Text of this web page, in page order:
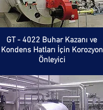
GT - 4022 Buhar Kazanı ve
Kondens Hatları İçin Korozyon
Önleyici